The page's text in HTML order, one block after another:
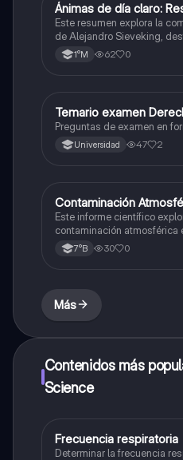
Lenguaje y Comunicación
Ánimas de día claro:
Este resumen explora la
de Alejandro Sieveking,
dirección de Víctor Jara, y
chileno en la obra.
1°M 62 0
Otros
Temario examen
Preguntas de examen en
Universidad 47 2
Ciencias Naturales
Contaminación
Este informe científico
contaminación atmosférica
efectos en la salud y el
causas y posibles
7°B 30 0
Más
Contenidos más
Science
Otros
Frecuencia respiratoria
Determinar la frecuencia